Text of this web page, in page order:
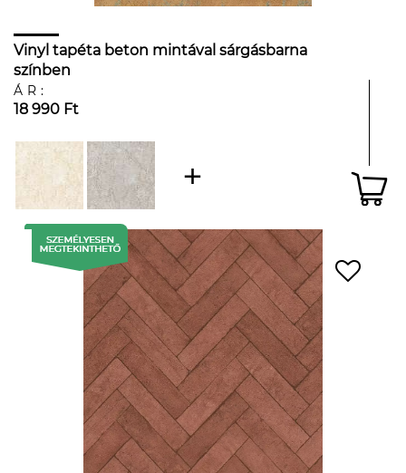
Vinyl tapéta beton mintával sárgásbarna
színben
ÁR:
18 990 Ft